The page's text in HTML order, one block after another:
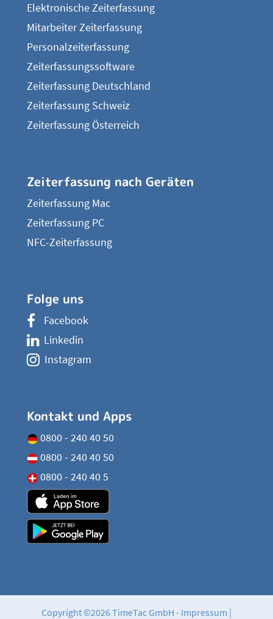
Elektronische Zeiterfassung
Mitarbeiter Zeiterfassung
Personalzeiterfassung
Zeiterfassungssoftware
Zeiterfassung Deutschland
Zeiterfassung Schweiz
Zeiterfassung Österreich
Zeiterfassung nach Geräten
Zeiterfassung Mac
Zeiterfassung PC
NFC-Zeiterfassung
Folge uns
Facebook
Linkedin
Instagram
Kontakt und Apps
0800 - 240 40 50
0800 - 240 40 50
0800 - 240 40 5
Copyright ©2026 TimeTac GmbH - Impressum |